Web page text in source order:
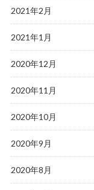
2021年2月
2021年1月
2020年12月
2020年11月
2020年10月
2020年9月
2020年8月